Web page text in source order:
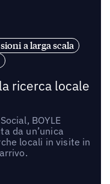
a larga scala
ricerca locale
BOYLE
da un’unica
locali in visite in